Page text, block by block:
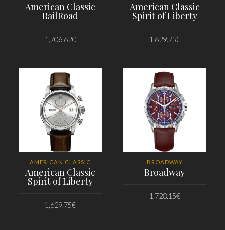
American Classic
RailRoad
1,706.62€
American Classic
Spirit of Liberty
1,629.75€
AMERICAN CLASSIC
American Classic
Spirit of Liberty
1,629.75€
BROADWAY
Broadway
1,728.15€